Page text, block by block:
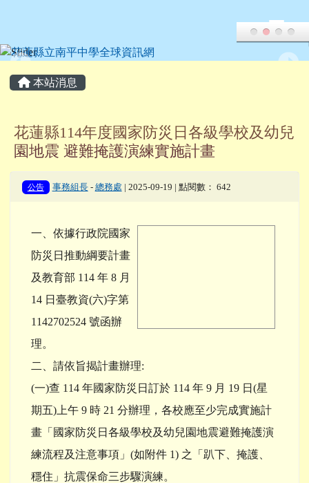
主內容區域
本站消息
花蓮縣114年度國家防災日各級學校及幼兒
園地震 避難掩護演練實施計畫
公告 事務組長- 總務處 | 2025-09-19 | 點閱數： 642
一、依據行政院國家
防災日推動綱要計畫
及教育部 114 年 8 月
14 日臺教資(六)字第
1142702524 號函辦
理。
二、請依旨揭計畫辦理:
(一)查 114 年國家防災日訂於 114 年 9 月 19 日(星
期五)上午 9 時 21 分辦理，各校應至少完成實施計
畫「國家防災日各級學校及幼兒園地震避難掩護演
練流程及注意事項」(如附件 1) 之「趴下、掩護、
穩住」抗震保命三步驟演練。
頁尾區域